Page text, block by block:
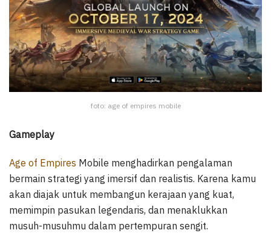
foto: age of empires mobile
Gameplay
Age of Empires Mobile menghadirkan pengalaman
bermain strategi yang imersif dan realistis. Karena kamu
akan diajak untuk membangun kerajaan yang kuat,
memimpin pasukan legendaris, dan menaklukkan
musuh-musuhmu dalam pertempuran sengit.